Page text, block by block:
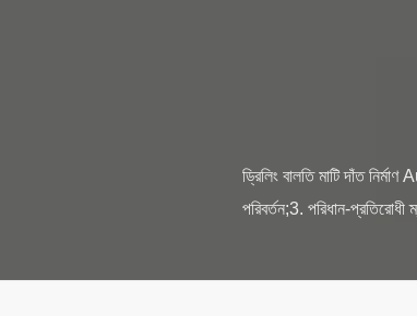
ড্রিলিং বালতি মাটি দাঁত